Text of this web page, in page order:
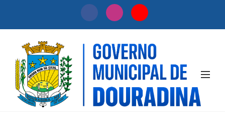
NOTÍCIAS